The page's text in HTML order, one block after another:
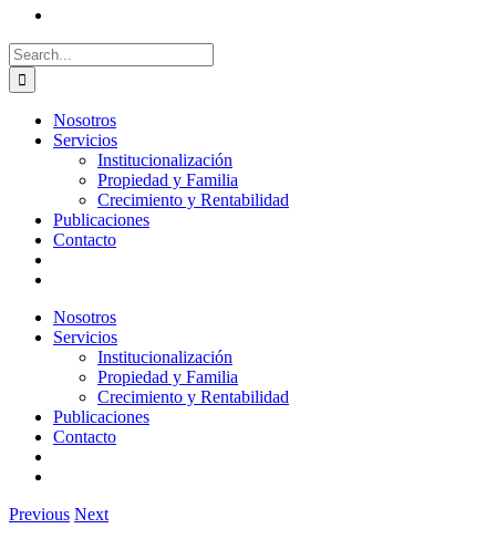
Search
for:
Nosotros
Servicios
Institucionalización
Propiedad y Familia
Crecimiento y Rentabilidad
Publicaciones
Contacto
Nosotros
Servicios
Institucionalización
Propiedad y Familia
Crecimiento y Rentabilidad
Publicaciones
Contacto
Previous Next